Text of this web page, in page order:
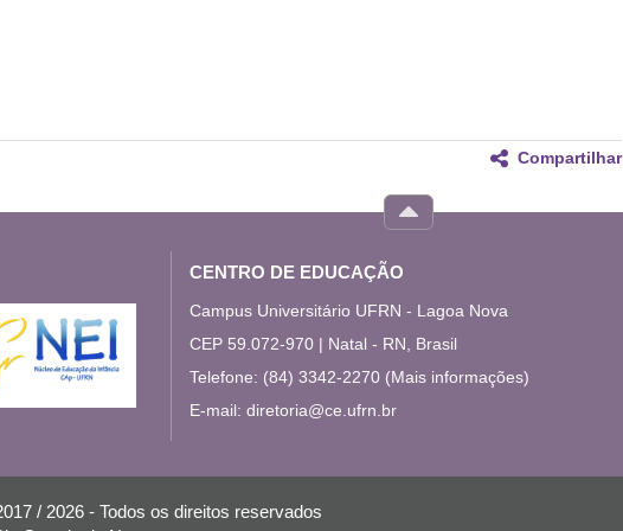
Compartilhar
CENTRO DE EDUCAÇÃO
Campus Universitário UFRN - Lagoa Nova
CEP 59.072-970 | Natal - RN, Brasil
Telefone: (84) 3342-2270 (Mais informações)
E-mail: diretoria@ce.ufrn.br
/ 2026 - Todos os direitos reservados